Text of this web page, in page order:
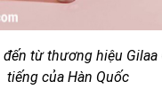
đến từ thương hiệu
tiếng của Hàn Quốc